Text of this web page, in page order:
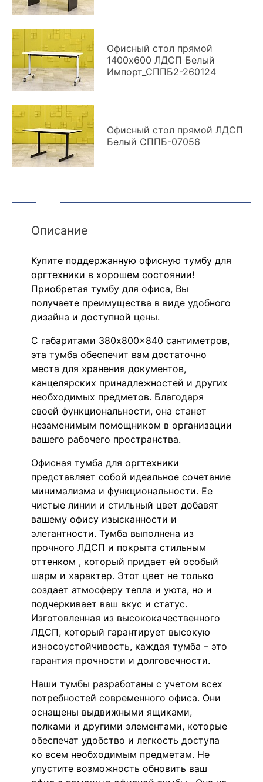
Офисный стол прямой
1400x600 ЛДСП Белый
Импорт_СППБ2-260124
Офисный стол прямой ЛДСП
Белый СППБ-07056
Описание
Купите поддержанную офисную тумбу для
оргтехники в хорошем состоянии!
Приобретая тумбу для офиса, Вы
получаете преимущества в виде удобного
дизайна и доступной цены.
С габаритами 380x800x840 сантиметров,
эта тумба обеспечит вам достаточно
места для хранения документов,
канцелярских принадлежностей и других
необходимых предметов. Благодаря
своей функциональности, она станет
незаменимым помощником в организации
вашего рабочего пространства.
Офисная тумба для оргтехники
представляет собой идеальное сочетание
минимализма и функциональности. Ее
чистые линии и стильный цвет добавят
вашему офису изысканности и
элегантности. Тумба выполнена из
прочного ЛДСП и покрыта стильным
оттенком , который придает ей особый
шарм и характер. Этот цвет не только
создает атмосферу тепла и уюта, но и
подчеркивает ваш вкус и статус.
Изготовленная из высококачественного
ЛДСП, который гарантирует высокую
износоустойчивость, каждая тумба – это
гарантия прочности и долговечности.
Наши тумбы разработаны с учетом всех
потребностей современного офиса. Они
оснащены выдвижными ящиками,
полками и другими элементами, которые
обеспечат удобство и легкость доступа
ко всем необходимым предметам. Не
упустите возможность обновить ваш